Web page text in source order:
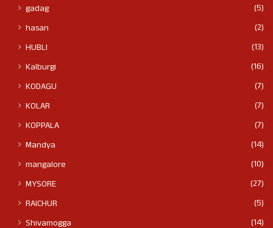
gadag
(5)
hasan
(2)
HUBLI
(13)
Kalburgi
(16)
KODAGU
(7)
KOLAR
(7)
KOPPALA
(7)
Mandya
(14)
mangalore
(10)
MYSORE
(27)
RAICHUR
(5)
Shivamogga
(14)